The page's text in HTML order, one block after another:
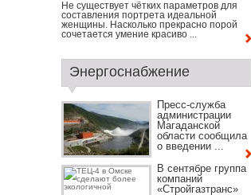
Не существует чётких параметров для
составления портрета идеальной
женщины. Насколько прекрасно порой
сочетается умение красиво ...
Энергоснабжение
Пресс-служба
администрации
Магаданской
области сообщила
о введении ...
В сентябре группа
компаний
«Стройгазтранс»